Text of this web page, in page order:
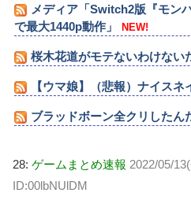
メディア「Switch2版『モン
で最大1440p動作」
NEW!
桜木花道がモテないわけな
【ウマ娘】（悲報）ナイス
ブラッドボーン全クリしたん
28: ゲームまとめ速報 2022/05/
ID:00lbNUlDM